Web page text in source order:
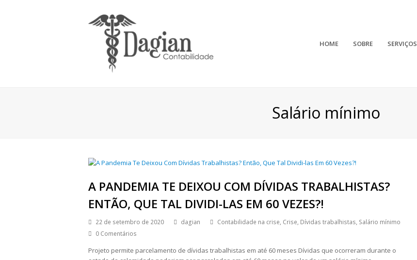
HOME SOBRE SERVIÇOS
Salário mínimo
A PANDEMIA TE DEIXOU COM DÍVIDAS TRABALHISTAS?
ENTÃO, QUE TAL DIVIDI-LAS EM 60 VEZES?!
22 de setembro de 2020 dagian Contabilidade na crise, Crise, Dívidas trabalhistas, Salário mínimo
0 Comentários
Projeto permite parcelamento de dívidas trabalhistas em até 60 meses Dívidas que ocorreram durante o